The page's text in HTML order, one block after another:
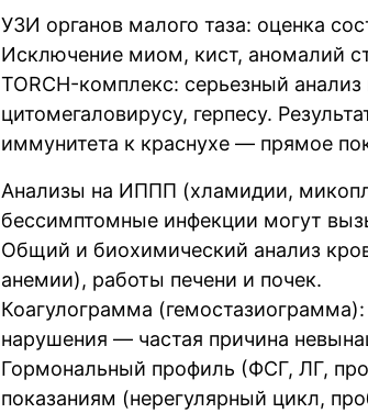
УЗИ органов малого таза: оценка
Исключение миом, кист, аномалий
TORCH-комплекс: серьезный анализ
цитомегаловирусу, герпесу.
иммунитета к краснухе — прямое
Анализы на ИППП (хламидии,
бессимптомные инфекции могут
Общий и биохимический анализ
анемии), работы печени и почек.
Коагулограмма
нарушения — частая причина
Гормональный профиль (ФСГ, ЛГ,
показаниям (нерегулярный цикл,